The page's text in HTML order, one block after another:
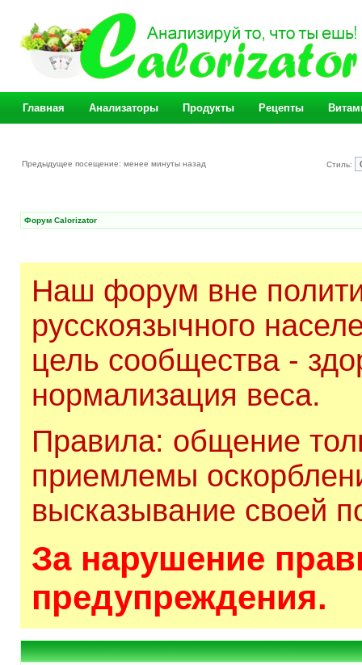
Главная Анализаторы Продукты Рецепты
Предыдущее посещение: менее минуты назад Стиль:
Форум Calorizator
Наш форум вне
русскоязычного
цель сообщества -
нормализация веса.
Правила: общение
приемлемы
высказывание своей
За нарушение
предупреждения.